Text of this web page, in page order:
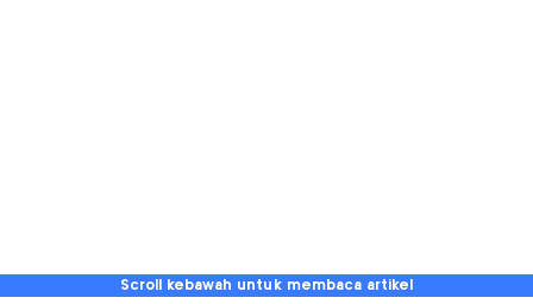
Scroll kebawah untuk membaca artikel